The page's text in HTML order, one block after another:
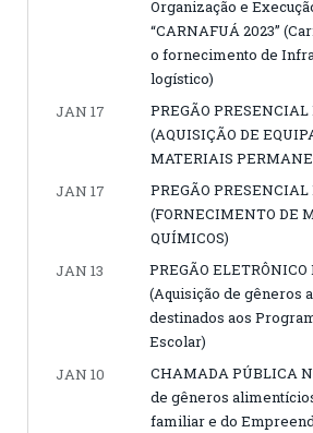
Organização e
“CARNAFUÁ 2023”
o fornecimento de
logístico)
JAN 17
PREGÃO
(AQUISIÇÃO DE
MATERIAIS
JAN 17
PREGÃO PRESENCIAL
(FORNECIMENTO DE
QUÍMICOS)
JAN 13
PREGÃO ELETRÔNICO
(Aquisição de gêneros
destinados aos
Escolar)
JAN 10
CHAMADA PÚBLICA
de gêneros
familiar e do